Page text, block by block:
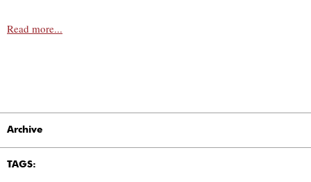
Read more...
Archive
TAGS: